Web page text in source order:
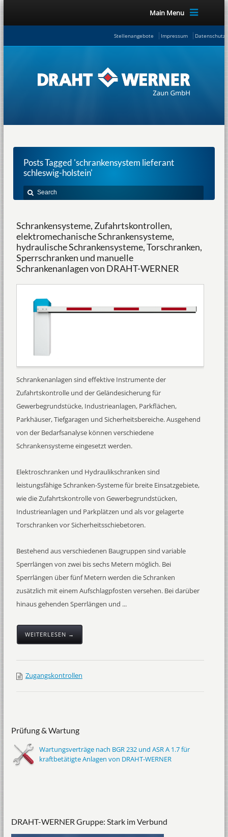
Main Menu
Stellenangebote Impressum
Posts Tagged 'schrankensystem lieferant
schleswig-holstein'
Schrankensysteme, Zufahrtskontrollen,
elektromechanische Schrankensysteme,
hydraulische Schrankensysteme, Torschranken,
Sperrschranken und manuelle
Schrankenanlagen von DRAHT-WERNER
Schrankenanlagen sind effektive Instrumente der
Zufahrtskontrolle und der Geländesicherung für
Gewerbegrundstücke, Industrieanlagen, Parkflächen,
Parkhäuser, Tiefgaragen und Sicherheitsbereiche. Ausgehend
von der Bedarfsanalyse können verschiedene
Schrankensysteme eingesetzt werden.
Elektroschranken und Hydraulikschranken sind
leistungsfähige Schranken-Systeme für breite Einsatzgebiete,
wie die Zufahrtskontrolle von Gewerbegrundstücken,
Industrieanlagen und Parkplätzen und als vor gelagerte
Torschranken vor Sicherheitsschiebetoren.
Bestehend aus verschiedenen Baugruppen sind variable
Sperrlängen von zwei bis sechs Metern möglich. Bei
Sperrlängen über fünf Metern werden die Schranken
zusätzlich mit einem Aufschlagpfosten versehen. Bei darüber
hinaus gehenden Sperrlängen und ...
WEITERLESEN →
Zugangskontrollen
Prüfung & Wartung
Wartungsverträge nach BGR 232 und ASR A 1.7 für
kraftbetätigte Anlagen von DRAHT-WERNER
DRAHT-WERNER Gruppe: Stark im Verbund